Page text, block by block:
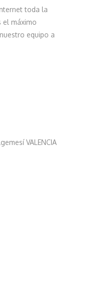
toda la
el máximo
equipo a
VALENCIA